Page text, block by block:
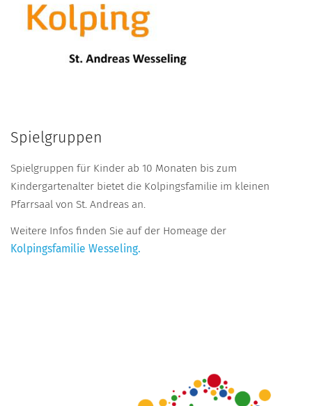
Spielgruppen
Spielgruppen für Kinder ab 10 Monaten bis zum
Kindergartenalter bietet die Kolpingsfamilie im kleinen
Pfarrsaal von St. Andreas an.
Weitere Infos finden Sie auf der Homeage der
Kolpingsfamilie Wesseling.